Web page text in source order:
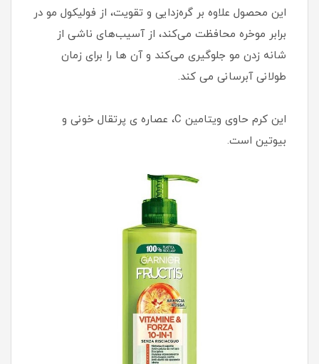
این محصول علاوه بر گره‌زدایی و تقویت، از فولیکول مو در
برابر موخره محافظت می‌کند، از آسیب‌های ناشی از
شانه زدن مو جلوگیری می‌کند و آن ها را برای زمان
طولانی آبرسانی می کند.
این کرم حاوی ویتامین C، عصاره ی پرتقال خونی و
بیوتین است.